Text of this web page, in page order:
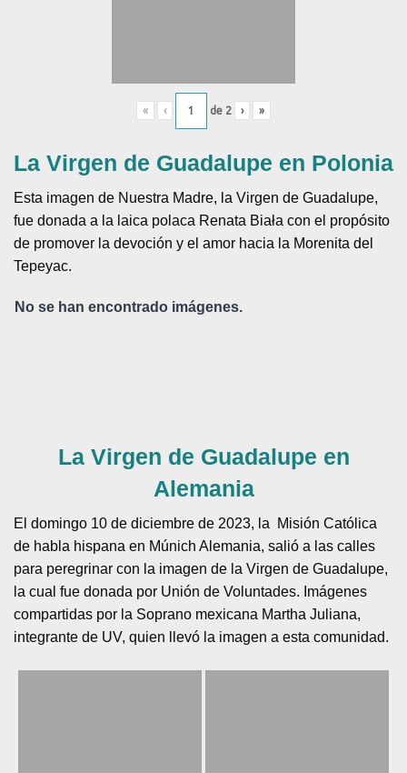
« ‹ de 2 › »
La Virgen de Guadalupe en Polonia
Esta imagen de Nuestra Madre, la Virgen de Guadalupe,
fue donada a la laica polaca Renata Biała con el propósito
de promover la devoción y el amor hacia la Morenita del
Tepeyac.
No se han encontrado imágenes.
La Virgen de Guadalupe en
Alemania
El domingo 10 de diciembre de 2023, la Misión Católica
de habla hispana en Múnich Alemania, salió a las calles
para peregrinar con la imagen de la Virgen de Guadalupe,
la cual fue donada por Unión de Voluntades. Imágenes
compartidas por la Soprano mexicana Martha Juliana,
integrante de UV, quien llevó la imagen a esta comunidad.